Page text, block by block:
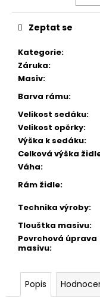
Kategorie:
Záruka:
Masiv:
Barva rámu:
Velikost sedáku:
Velikost opěrky:
Výška k sedáku:
Celková výška
Váha:
Rám židle:
Technika výroby:
Tlouštka masivu:
Povrchová úprava
masivu:
Zeptat se
Popis
m
e
DŘEVĚNÉ
KULIČKOV0
PERO
MYSTERY
300
Kč
Původně:
600
Kč